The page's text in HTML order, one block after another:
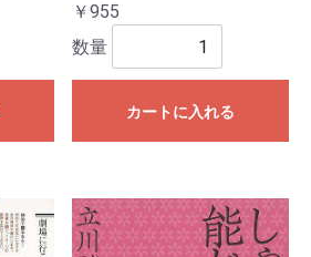
￥955
数量
カートに入れる